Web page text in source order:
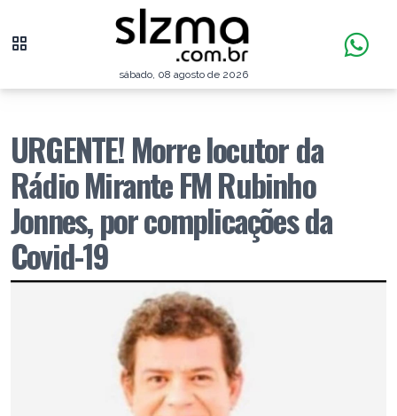
sábado, 08 agosto de 2026
URGENTE! Morre locutor da
Rádio Mirante FM Rubinho
Jonnes, por complicações da
Covid-19